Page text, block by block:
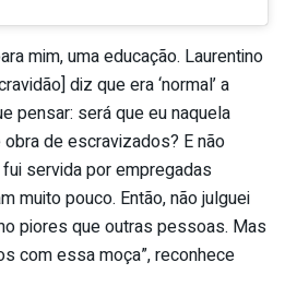
mim, uma educação. Laurentino
diz que era ‘normal’ a
pensar: será que eu naquela
de escravizados? E não
servida por empregadas
muito pouco. Então, não julguei
piores que outras pessoas. Mas
com essa moça”, reconhece